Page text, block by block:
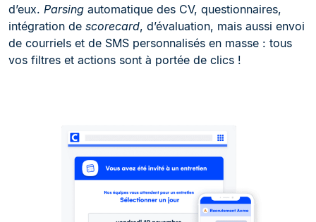
d’eux. Parsing automatique des CV, questionnaires,
intégration de scorecard, d’évaluation, mais aussi envoi
de courriels et de SMS personnalisés en masse : tous
vos filtres et actions sont à portée de clics !